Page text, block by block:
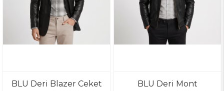
BLU Deri Blazer Ceket BLU Deri Mont